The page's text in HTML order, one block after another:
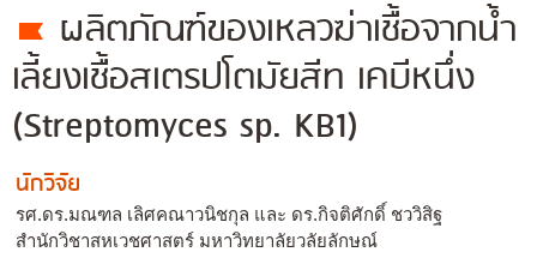
ผลิตภัณฑ์ของเหลวฆ่าเชื้อจากน้ำ
เลี้ยงเชื้อสเตรปโตมัยสีท เคบีหนึ่ง
(Streptomyces sp. KB1)
นักวิจัย
รศ.ดร.มณฑล เลิศคณาวนิชกุล และ ดร.กิจติศักดิ์ ชววิสิฐ
สำนักวิชาสหเวชศาสตร์ มหาวิทยาลัยวลัยลักษณ์